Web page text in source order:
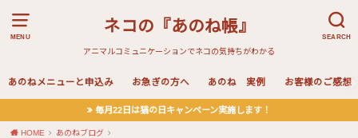
MENU SEARCH
ネコの『あのね帳』
アニマルコミュニケーションでネコの気持ちがわかる
あのねメニューと申込み お急ぎの方へ あのね 実例 お客様のご感想
毎月22日は猫の日キャンペーン実施します！
HOME あのねブログ